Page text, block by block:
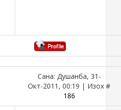
Сана: Душанба, 31-
Окт-2011, 00:19 | Изох #
186